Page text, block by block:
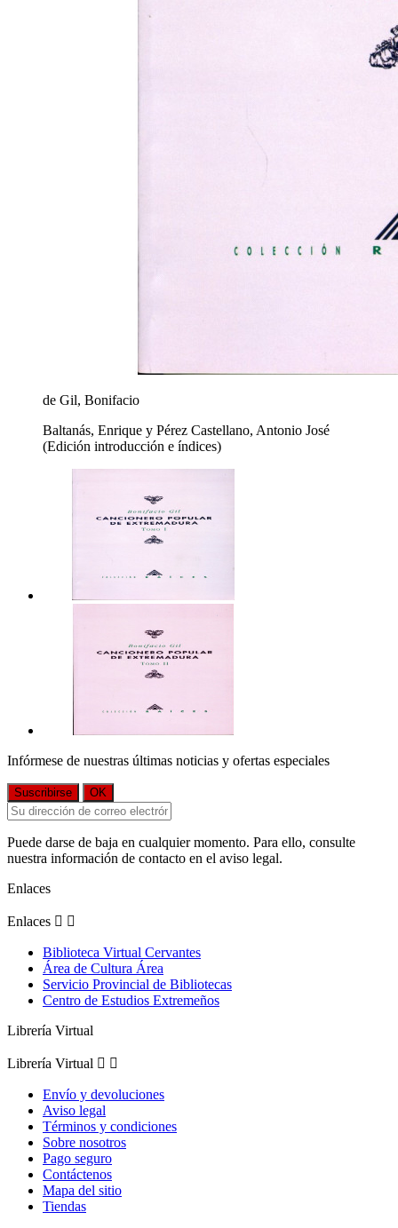
de Gil, Bonifacio
Baltanás, Enrique y Pérez Castellano, Antonio José
(Edición introducción e índices)
Infórmese de nuestras últimas noticias y ofertas especiales
Puede darse de baja en cualquier momento. Para ello, consulte
nuestra información de contacto en el aviso legal.
Enlaces
Enlaces  
Biblioteca Virtual Cervantes
Área de Cultura Área
Servicio Provincial de Bibliotecas
Centro de Estudios Extremeños
Librería Virtual
Librería Virtual  
Envío y devoluciones
Aviso legal
Términos y condiciones
Sobre nosotros
Pago seguro
Contáctenos
Mapa del sitio
Tiendas